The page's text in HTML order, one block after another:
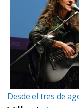
Desde el tres de